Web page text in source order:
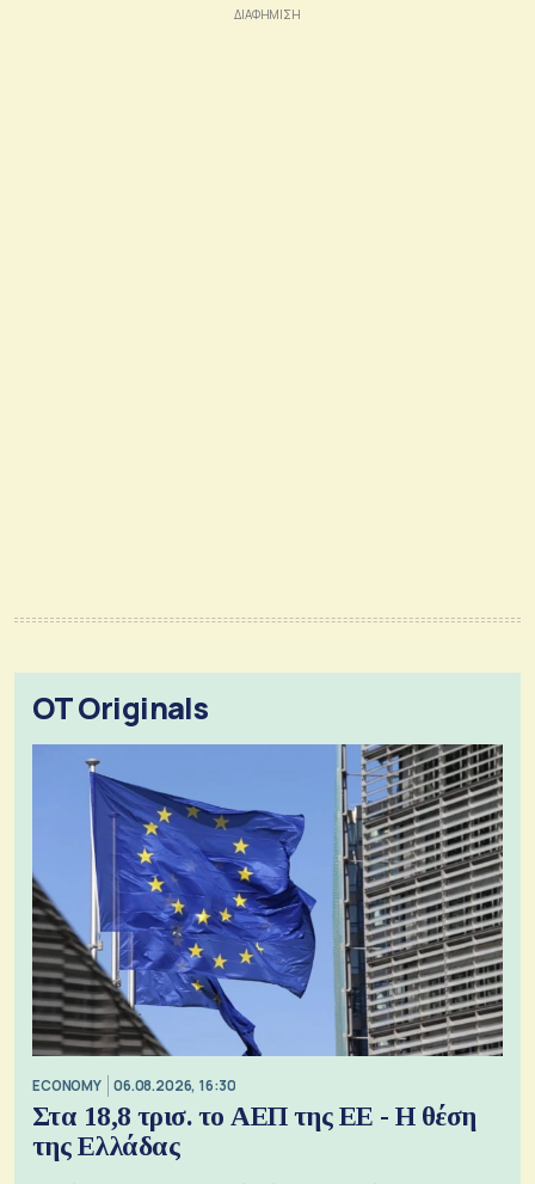
OT Originals
ECONOMY 06.08.2026, 16:30
Στα 18,8 τρισ. το ΑΕΠ της ΕΕ - Η θέση
της Ελλάδας